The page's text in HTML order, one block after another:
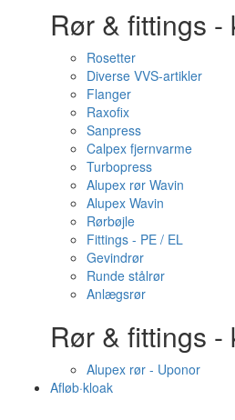
Rør & fittings -
Rosetter
Diverse VVS-artikler
Flanger
Raxofix
Sanpress
Calpex fjernvarme
Turbopress
Alupex rør Wavin
Alupex Wavin
Rørbøjle
Fittings - PE / EL
Gevindrør
Runde stålrør
Anlægsrør
Rør & fittings -
Alupex rør - Uponor
Afløb·kloak